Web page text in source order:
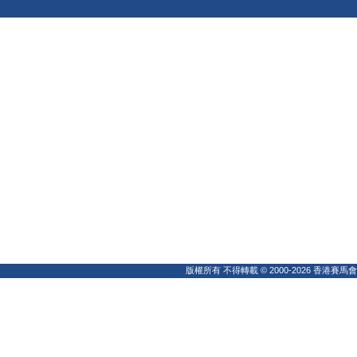
版權所有 不得轉載 © 2000-2026 香港賽馬會